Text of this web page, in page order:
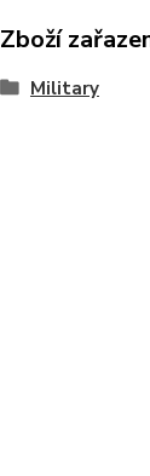
Zboží
Military